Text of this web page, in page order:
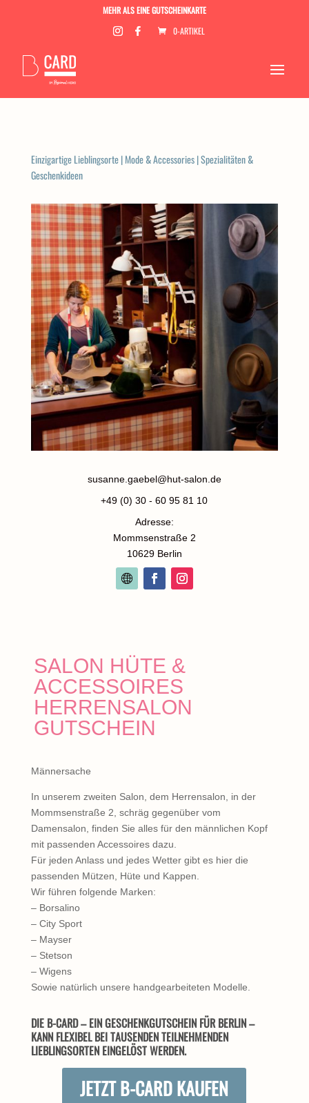
MEHR ALS EINE GUTSCHEINKARTE
0-ARTIKEL
Einzigartige Lieblingsorte|Mode & Accessories|Spezialitäten &
Geschenkideen
susanne.gaebel@hut-salon.de
+49 (0) 30 - 60 95 81 10
Adresse:
Mommsenstraße 2
10629 Berlin
SALON HÜTE &
ACCESSOIRES
HERRENSALON
GUTSCHEIN
Männersache
In unserem zweiten Salon, dem Herrensalon, in der
Mommsenstraße 2, schräg gegenüber vom
Damensalon, finden Sie alles für den männlichen Kopf
mit passenden Accessoires dazu.
Für jeden Anlass und jedes Wetter gibt es hier die
passenden Mützen, Hüte und Kappen.
Wir führen folgende Marken:
– Borsalino
– City Sport
– Mayser
– Stetson
– Wigens
Sowie natürlich unsere handgearbeiteten Modelle.
DIE B-CARD – EIN GESCHENKGUTSCHEIN FÜR BERLIN –
KANN FLEXIBEL BEI TAUSENDEN TEILNEHMENDEN
LIEBLINGSORTEN EINGELÖST WERDEN.
JETZT B-CARD KAUFEN